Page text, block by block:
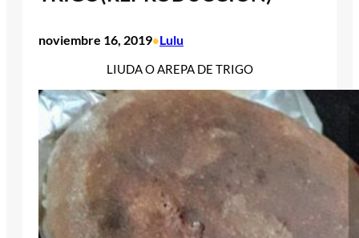
noviembre 16, 2019•Lulu
LIUDA O AREPA DE TRIGO